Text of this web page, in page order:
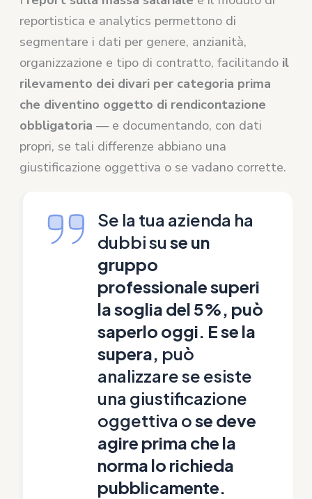
reportistica e analytics permettono di
segmentare i dati per genere, anzianità,
organizzazione e tipo di contratto, facilitando il
rilevamento dei divari per categoria prima
che diventino oggetto di rendicontazione
obbligatoria — e documentando, con dati
propri, se tali differenze abbiano una
giustificazione oggettiva o se vadano corrette.
Se la tua azienda ha
dubbi suse un
gruppo
professionale superi
la soglia del 5%, può
saperlo oggi. E se la
supera, può
analizzare se esiste
una giustificazione
oggettiva ose deve
agire prima che la
norma lo richieda
pubblicamente.